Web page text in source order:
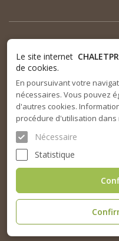
© 2015-2026. SARL Chalet
Le site internet
de cookies.
En poursuivant votre
nécessaires. Vous pouvez
d'autres cookies.
procédure d'utilisation dans
Nécessaire
Statistique